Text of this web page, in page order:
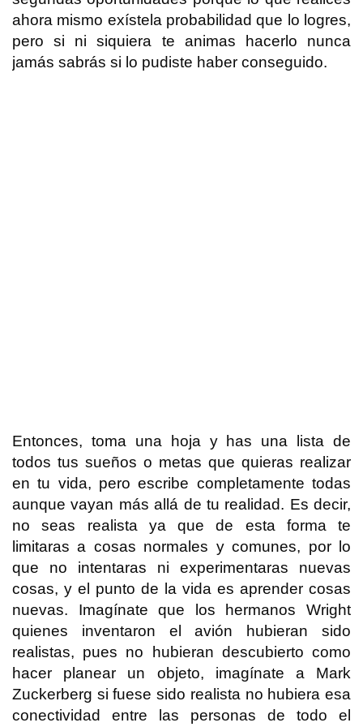
ahora mismo exístela probabilidad que lo logres,
pero si ni siquiera te animas hacerlo nunca
jamás sabrás si lo pudiste haber conseguido.
Entonces, toma una hoja y has una lista de
todos tus sueños o metas que quieras realizar
en tu vida, pero escribe completamente todas
aunque vayan más allá de tu realidad. Es decir,
no seas realista ya que de esta forma te
limitaras a cosas normales y comunes, por lo
que no intentaras ni experimentaras nuevas
cosas, y el punto de la vida es aprender cosas
nuevas. Imagínate que los hermanos Wright
quienes inventaron el avión hubieran sido
realistas, pues no hubieran descubierto como
hacer planear un objeto, imagínate a Mark
Zuckerberg si fuese sido realista no hubiera esa
conectividad entre las personas de todo el